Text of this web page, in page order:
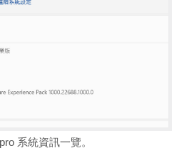
系統資訊一覽。